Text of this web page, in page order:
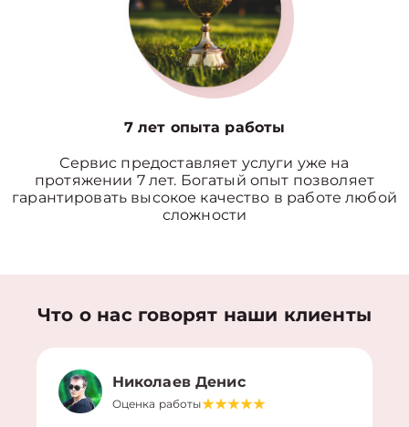
7 лет опыта работы
Сервис предоставляет услуги уже на
протяжении 7 лет. Богатый опыт позволяет
гарантировать высокое качество в работе любой
сложности
Что о нас говорят наши клиенты
Николаев Денис
Оценка работы